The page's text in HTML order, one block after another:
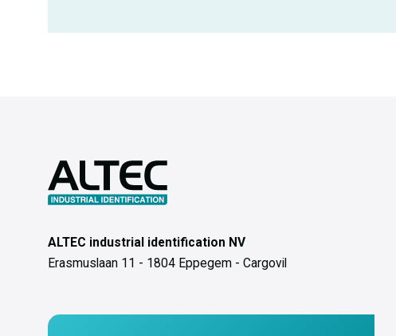
ALTEC industrial identification NV
Erasmuslaan 11 - 1804 Eppegem - Cargovil